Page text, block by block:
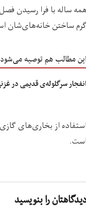
همه ساله با فرا رسیدن
ساختن خانه‌های‌شان
این مطالب هم توصیه
انفجار سرگلوله‌ی قدیمی در
استفاده از بخاری‌های
است.
را بنویسید